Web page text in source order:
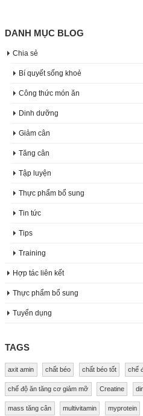
DANH MỤC BLOG
Chia sẻ
Bí quyết sống khoẻ
Công thức món ăn
Dinh dưỡng
Giảm cân
Tăng cân
Tập luyện
Thực phẩm bổ sung
Tin tức
Tips
Training
Hợp tác liên kết
Thực phẩm bổ sung
Tuyển dụng
TAGS
axit amin chất béo chất béo tốt chế
chế độ ăn tăng cơ giảm mỡ Creatine
mass tăng cân multivitamin myprotein